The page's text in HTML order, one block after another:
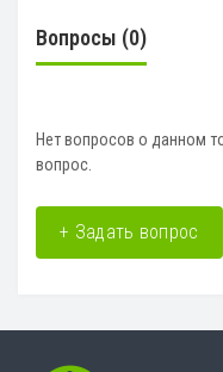
Вопросы (0)
Нет вопросов о данном
вопрос.
+ Задать вопрос